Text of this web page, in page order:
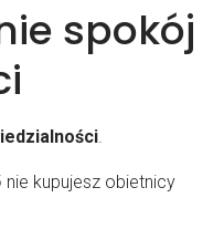
spokój
nie kupujesz obietnicy